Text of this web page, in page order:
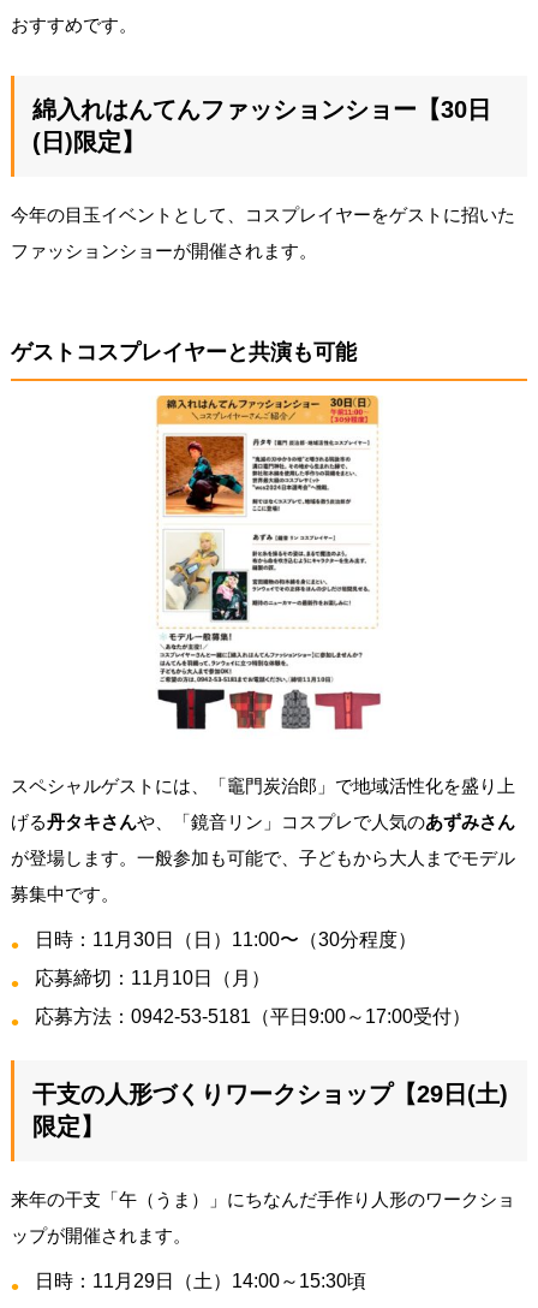
おすすめです。
綿入れはんてんファッションショー【30日
(日)限定】
今年の目玉イベントとして、コスプレイヤーをゲストに招いた
ファッションショーが開催されます。
ゲストコスプレイヤーと共演も可能
スペシャルゲストには、「竈門炭治郎」で地域活性化を盛り上
げる丹タキさんや、「鏡音リン」コスプレで人気のあずみさん
が登場します。一般参加も可能で、子どもから大人までモデル
募集中です。
日時：11月30日（日）11:00〜（30分程度）
応募締切：11月10日（月）
応募方法：0942-53-5181（平日9:00～17:00受付）
干支の人形づくりワークショップ【29日(土)
限定】
来年の干支「午（うま）」にちなんだ手作り人形のワークショ
ップが開催されます。
日時：11月29日（土）14:00～15:30頃